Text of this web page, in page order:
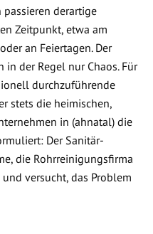
derartige
Zeitpunkt, etwa am
an Feiertagen. Der
der Regel nur Chaos. Für
durchzuführende
stets die heimischen,
in (ahnatal) die
Der Sanitär-
die Rohrreinigungsfirma
versucht, das Problem